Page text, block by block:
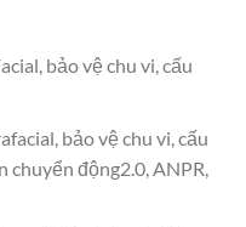
bảo vệ chu vi, cấu
bảo vệ chu vi, cấu
chuyển động2.0, ANPR,